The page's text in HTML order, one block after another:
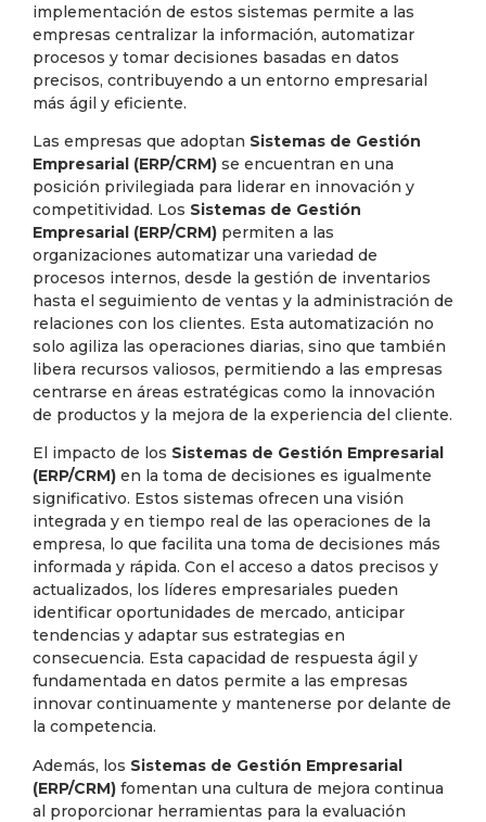
implementación de estos sistemas permite a las
empresas centralizar la información, automatizar
procesos y tomar decisiones basadas en datos
precisos, contribuyendo a un entorno empresarial
más ágil y eficiente.
Las empresas que adoptan Sistemas de Gestión
Empresarial (ERP/CRM) se encuentran en una
posición privilegiada para liderar en innovación y
competitividad. Los Sistemas de Gestión
Empresarial (ERP/CRM) permiten a las
organizaciones automatizar una variedad de
procesos internos, desde la gestión de inventarios
hasta el seguimiento de ventas y la administración de
relaciones con los clientes. Esta automatización no
solo agiliza las operaciones diarias, sino que también
libera recursos valiosos, permitiendo a las empresas
centrarse en áreas estratégicas como la innovación
de productos y la mejora de la experiencia del cliente.
El impacto de los Sistemas de Gestión Empresarial
(ERP/CRM) en la toma de decisiones es igualmente
significativo. Estos sistemas ofrecen una visión
integrada y en tiempo real de las operaciones de la
empresa, lo que facilita una toma de decisiones más
informada y rápida. Con el acceso a datos precisos y
actualizados, los líderes empresariales pueden
identificar oportunidades de mercado, anticipar
tendencias y adaptar sus estrategias en
consecuencia. Esta capacidad de respuesta ágil y
fundamentada en datos permite a las empresas
innovar continuamente y mantenerse por delante de
la competencia.
Además, los Sistemas de Gestión Empresarial
(ERP/CRM) fomentan una cultura de mejora continua
al proporcionar herramientas para la evaluación